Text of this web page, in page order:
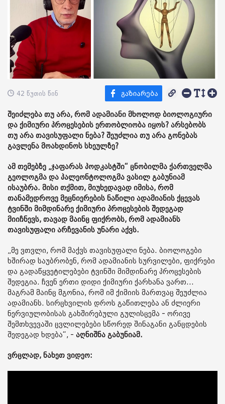
42 წუთის წინ
შეიძლება თუ არა, რომ ადამიანი მხოლოდ ბიოლოგიური
და ქიმიური პროცესების ერთობლიობა იყოს? არსებობს
თუ არა თავისუფალი ნება? შეუძლია თუ არა გონებას
გავლენა მოახდინოს სხეულზე?
ამ თემებზე „ჯაფარას პოდკასტში“ ცნობილმა ქართველმა
გეოლოგმა და პალეონტოლოგმა ვასილ გაბუნიამ
ისაუბრა. მისი თქმით, მიუხედავად იმისა, რომ
თანამედროვე მეცნიერების ნაწილი ადამიანის ქცევას
ტვინში მიმდინარე ქიმიური პროცესების შედეგად
მიიჩნევს, თავად მაინც ფიქრობს, რომ ადამიანს
თავისუფალი არჩევანის უნარი აქვს.
„მე ვთვლი, რომ მაქვს თავისუფალი ნება. ბიოლოგები
ხშირად საუბრობენ, რომ ადამიანის სურვილები, ფიქრები
და გადაწყვეტილებები ტვინში მიმდინარე პროცესების
შედეგია. ჩვენ ერთი დიდი ქიმიური ქარხანა ვართ...
მაგრამ მაინც მგონია, რომ იმ ქიმიის მართვაც შეუძლია
ადამიანს. სირცხვილის დროს გაწითლება ან ძლიერი
ნერვიულობისას გახშირებული გულისცემა - ორივე
შემთხვევაში ცვლილებები სწორედ შინაგანი განცდების
შედეგად ხდება“, - აღნიშნა გაბუნიამ.
ვრცლად, ნახეთ ვიდეო: